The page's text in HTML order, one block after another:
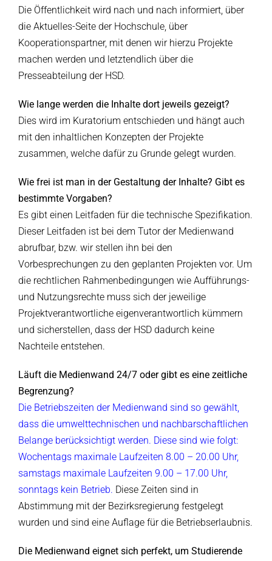
Die Öffentlichkeit wird nach und nach informiert, über
die Aktuelles-Seite der Hochschule, über
Kooperationspartner, mit denen wir hierzu Projekte
machen werden und letztendlich über die
Presseabteilung der HSD.
Wie lange werden die Inhalte dort jeweils gezeigt?
Dies wird im Kuratorium entschieden und hängt auch
mit den inhaltlichen Konzepten der Projekte
zusammen, welche dafür zu Grunde gelegt wurden.
Wie frei ist man in der Gestaltung der Inhalte? Gibt es
bestimmte Vorgaben?
Es gibt einen Leitfaden für die technische Spezifikation.
Dieser Leitfaden ist bei dem Tutor der Medienwand
abrufbar, bzw. wir stellen ihn bei den
Vorbesprechungen zu den geplanten Projekten vor. Um
die rechtlichen Rahmenbedingungen wie Aufführungs-
und Nutzungsrechte muss sich der jeweilige
Projektverantwortliche eigenverantwortlich kümmern
und sicherstellen, dass der HSD dadurch keine
Nachteile entstehen.
Läuft die Medienwand 24/7 oder gibt es eine zeitliche
Begrenzung?
Die Betriebszeiten der Medienwand sind so gewählt,
dass die umwelttechnischen und nachbarschaftlichen
Belange berücksichtigt werden. Diese sind wie folgt:
Wochentags maximale Laufzeiten 8.00 – 20.00 Uhr,
samstags maximale Laufzeiten 9.00 – 17.00 Uhr,
sonntags kein Betrieb. Diese Zeiten sind in
Abstimmung mit der Bezirksregierung festgelegt
wurden und sind eine Auflage für die Betriebserlaubnis.
Die Medienwand eignet sich perfekt, um Studierende